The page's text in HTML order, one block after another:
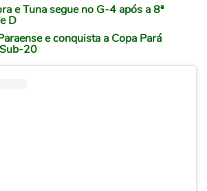
e Tuna segue no G-4 após a 8ª
D
e conquista a Copa Pará
20